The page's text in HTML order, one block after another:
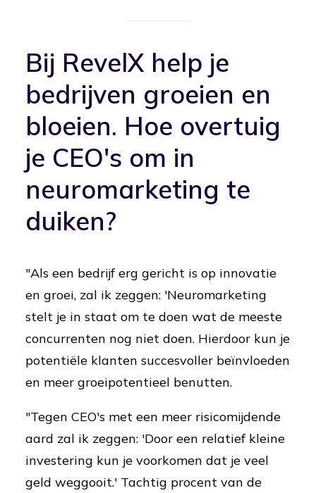
Bij RevelX help je
bedrijven groeien en
bloeien. Hoe overtuig
je CEO's om in
neuromarketing te
duiken?
"Als een bedrijf erg gericht is op innovatie
en groei, zal ik zeggen: 'Neuromarketing
stelt je in staat om te doen wat de meeste
concurrenten nog niet doen. Hierdoor kun je
potentiële klanten succesvoller beïnvloeden
en meer groeipotentieel benutten.
"Tegen CEO's met een meer risicomijdende
aard zal ik zeggen: 'Door een relatief kleine
investering kun je voorkomen dat je veel
geld weggooit.' Tachtig procent van de